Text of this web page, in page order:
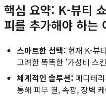
핵심 요약: K-뷰티
피를 추가해야 하는
스마트한 선택: 현재 K-뷰
고려한 똑똑한 '가성비 스
체계적인 솔루션: 메디테
통해 피부 결, 속광, 장벽